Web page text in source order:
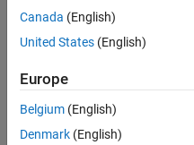
Contenu principal
Trier par
Canada (English)
United States (English)
Europe
Belgium (English)
Denmark (English)